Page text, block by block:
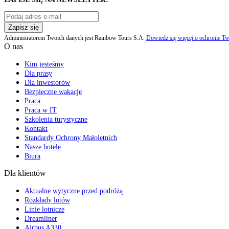
Zapisz się
Administratorem Twoich danych jest Rainbow Tours S.A. Dowiedz się więcej o ochronie
O nas
Kim jesteśmy
Dla prasy
Dla inwestorów
Bezpieczne wakacje
Praca
Praca w IT
Szkolenia turystyczne
Kontakt
Standardy Ochrony Małoletnich
Nasze hotele
Biura
Dla klientów
Aktualne wytyczne przed podróżą
Rozkłady lotów
Linie lotnicze
Dreamliner